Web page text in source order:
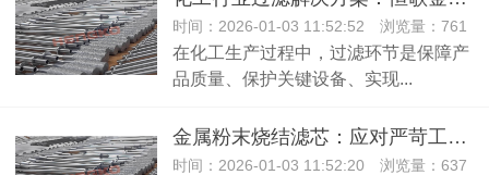
时间：2026-01-03 11:52:52 浏览量：761
在化工生产过程中，过滤环节是保障产
品质量、保护关键设备、实现...
金属粉末烧结滤芯：应对严苛工况的过滤升级方案！
时间：2026-01-03 11:52:20 浏览量：637